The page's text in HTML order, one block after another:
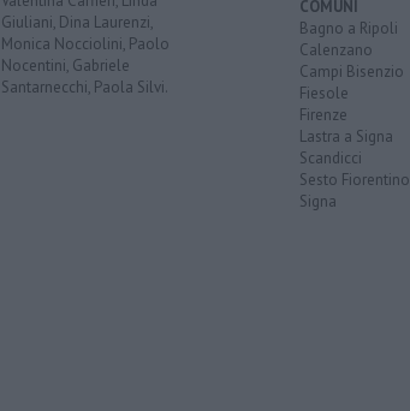
Giuliani, Dina Laurenzi,
Monica Nocciolini, Paolo
Nocentini, Gabriele
Santarnecchi, Paola Silvi.
COMUNI
Bagno a Ripoli
Calenzano
Campi Bisenzio
Fiesole
Firenze
Lastra a Signa
Scandicci
Sesto Fiorentino
Signa